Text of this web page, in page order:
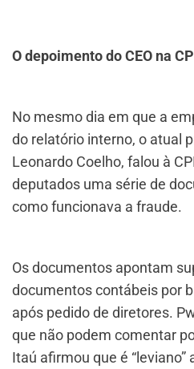
O depoimento do CEO na
No mesmo dia em que a
do relatório interno, o atual
Leonardo Coelho, falou à
deputados uma série de
como funcionava a fraude.
Os documentos apontam
documentos contábeis por
após pedido de diretores.
que não podem comentar
Itaú afirmou que é